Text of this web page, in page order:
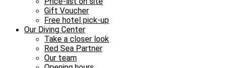
Gift Voucher
Free hotel pick-up
Our Diving Center
Take a closer look
Red Sea Partner
Our team